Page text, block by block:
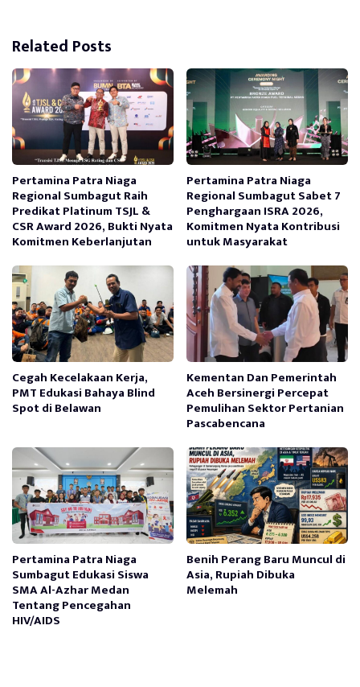
Related Posts
Pertamina Patra Niaga
Regional Sumbagut Raih
Predikat Platinum TSJL &
CSR Award 2026, Bukti Nyata
Komitmen Keberlanjutan
Pertamina Patra Niaga
Regional Sumbagut Sabet 7
Penghargaan ISRA 2026,
Komitmen Nyata Kontribusi
untuk Masyarakat
Cegah Kecelakaan Kerja,
PMT Edukasi Bahaya Blind
Spot di Belawan
Kementan Dan Pemerintah
Aceh Bersinergi Percepat
Pemulihan Sektor Pertanian
Pascabencana
Pertamina Patra Niaga
Sumbagut Edukasi Siswa
SMA Al-Azhar Medan
Tentang Pencegahan
HIV/AIDS
Benih Perang Baru Muncul di
Asia, Rupiah Dibuka
Melemah